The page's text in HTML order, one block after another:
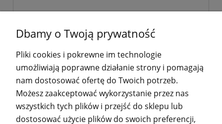
POMOC
Dbamy o Twoją prywatność
Pliki cookies i pokrewne im technologie
umożliwiają poprawne działanie strony i pomagają
nam dostosować ofertę do Twoich potrzeb.
Możesz zaakceptować wykorzystanie przez nas
wszystkich tych plików i przejść do sklepu lub
dostosować użycie plików do swoich preferencji,